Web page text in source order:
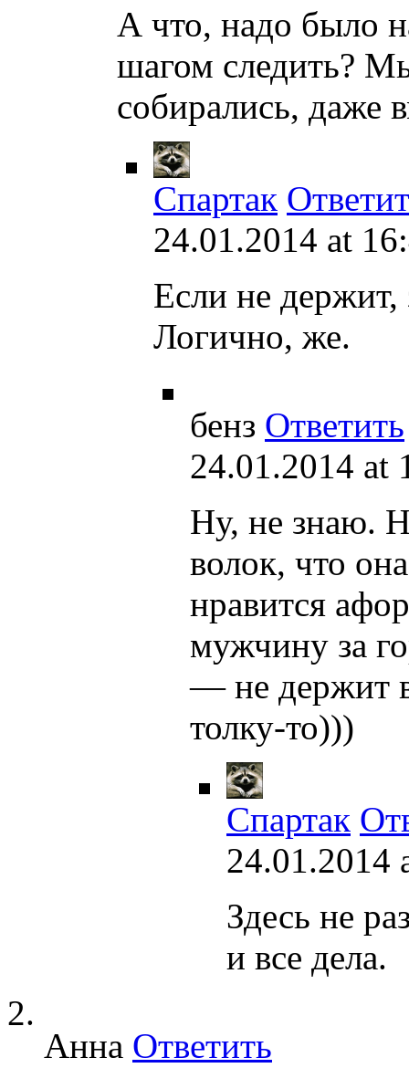
А что, надо было
шагом следить?
собирались, даже
Спартак
24.01.2014 at
Если не держит,
Логично, же.
бенз Ответить
24.01.2014 at
Ну, не знаю.
волок, что
нравится
мужчину за
— не держит
толку-то)))
Спартак
24.01.2014
Здесь не
и все дела.
Анна Ответить